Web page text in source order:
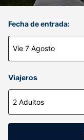
Fecha de entrada:
Vie 7 Agosto
Viajeros
2 Adultos